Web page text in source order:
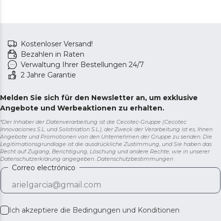
Kostenloser Versand!
Bezahlen in Raten
Verwaltung Ihrer Bestellungen 24/7
2 Jahre Garantie
Melden Sie sich für den Newsletter an, um exklusive
Angebote und Werbeaktionen zu erhalten.
*Der Inhaber der Datenverarbeitung ist die Cecotec-Gruppe (Cecotec
Innovaciones S.L. und Solotriatlon S.L.), der Zweck der Verarbeitung ist es, Ihnen
Angebote und Promotionen von den Unternehmen der Gruppe zu senden. Die
Legitimationsgrundlage ist die ausdrückliche Zustimmung, und Sie haben das
Recht auf Zugang, Berichtigung, Löschung und andere Rechte, wie in unserer
Datenschutzerklärung angegeben. Datenschutzbestimmungen
Correo electrónico
Ich akzeptiere die Bedingungen und Konditionen